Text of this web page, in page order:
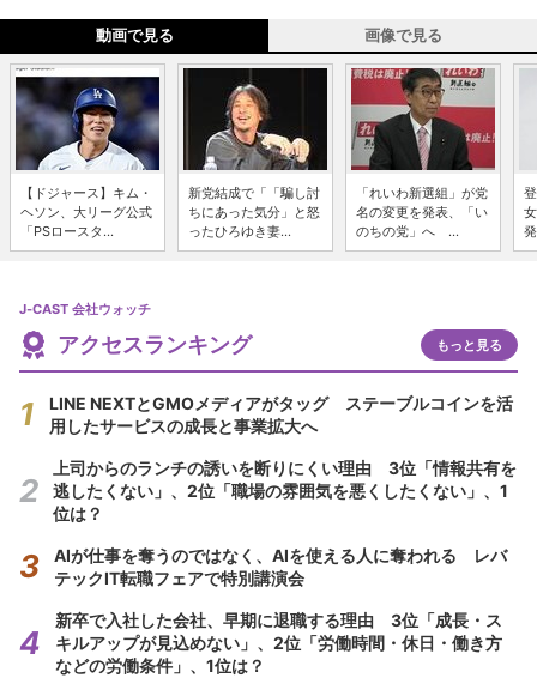
動画で見る 画像で見る
【ドジャース】キム・
ヘソン、大リーグ公式
「PSロースタ...
新党結成で「「騙し討
ちにあった気分」と怒
ったひろゆき妻...
「れいわ新選組」が党
名の変更を発表、「い
のちの党」へ ...
J-CAST 会社ウォッチ
アクセスランキング もっと見る
LINE NEXTとGMOメディアがタッグ ステーブルコインを活
用したサービスの成長と事業拡大へ
上司からのランチの誘いを断りにくい理由 3位「情報共有を
逃したくない」、2位「職場の雰囲気を悪くしたくない」、1
位は？
AIが仕事を奪うのではなく、AIを使える人に奪われる レバ
テックIT転職フェアで特別講演会
新卒で入社した会社、早期に退職する理由 3位「成長・ス
キルアップが見込めない」、2位「労働時間・休日・働き方
などの労働条件」、1位は？